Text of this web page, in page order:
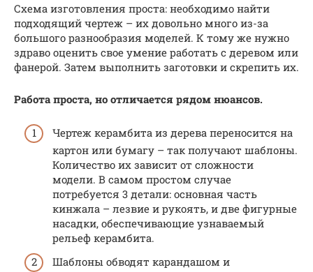
Схема изготовления проста: необходимо найти
подходящий чертеж – их довольно много из-за
большого разнообразия моделей. К тому же нужно
здраво оценить свое умение работать с деревом или
фанерой. Затем выполнить заготовки и скрепить их.
Работа проста, но отличается рядом нюансов.
Чертеж керамбита из д­ерева переносится на
картон или бумагу – так получают шаблоны.
Количество их зависит от сложности
модели. В самом простом случае
потребуется 3 детали: основная часть
кинжала – лезвие и рукоять, и две фигурные
насадки, обеспечивающие узнаваемый
рельеф керамбита.
Шаблоны обводят карандашом и